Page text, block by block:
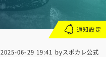
2025-06-29 19:41 byスポカレ公式
通知設定